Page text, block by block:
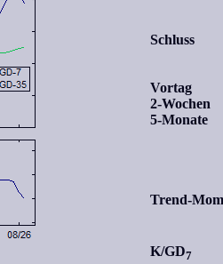
Schluss
Vortag
2-Wochen
5-Monate
Trend-Mom
K/GD7